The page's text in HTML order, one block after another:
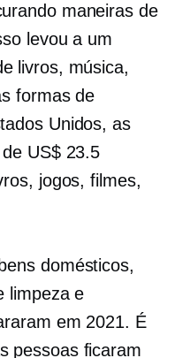
maneiras de
levou a um
livros, música,
formas de
Unidos, as
US$ 23.5
jogos, filmes,
domésticos,
limpeza e
em 2021. É
pessoas ficaram